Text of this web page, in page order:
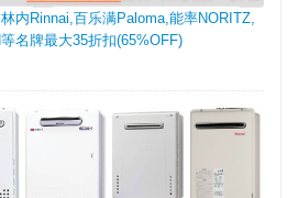
内Rinnai,百乐满Paloma,能率NORITZ,
名牌最大35折扣(65%OFF)